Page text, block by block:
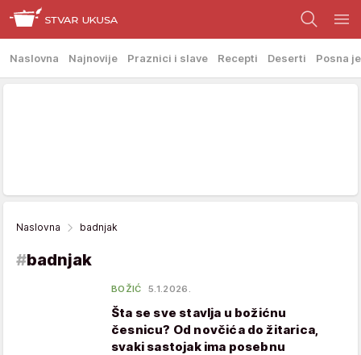
Naslovna Najnovije Praznici i slave Recepti Deserti Posna
Naslovna badnjak
#badnjak
BOŽIĆ 5.1.2026.
Šta se sve stavlja u božićnu
česnicu? Od novčića do žitarica,
svaki sastojak ima posebnu